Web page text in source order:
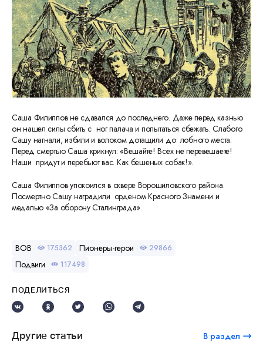
Саша Филиппов не сдавался до последнего. Даже перед казнью
он нашел силы сбить с ног палача и попытаться сбежать. Слабого
Сашу нагнали, избили и волоком дотащили до лобного места.
Перед смертью Саша крикнул: «Вешайте! Всех не перевешаете!
Наши придут и перебьют вас. Как бешеных собак!».
Саша Филиппов упокоился в сквере Ворошиловского района.
Посмертно Сашу наградили орденом Красного Знамени и
медалью «За оборону Сталинграда».
ВОВ 175362 Пионеры-герои 29866
Подвиги 117498
ПОДЕЛИТЬСЯ
Другие статьи В раздел